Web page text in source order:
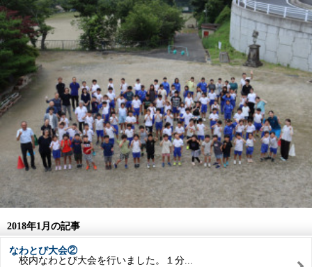
2018年1月の記事
なわとび大会②
校内なわとび大会を行いました。１分...